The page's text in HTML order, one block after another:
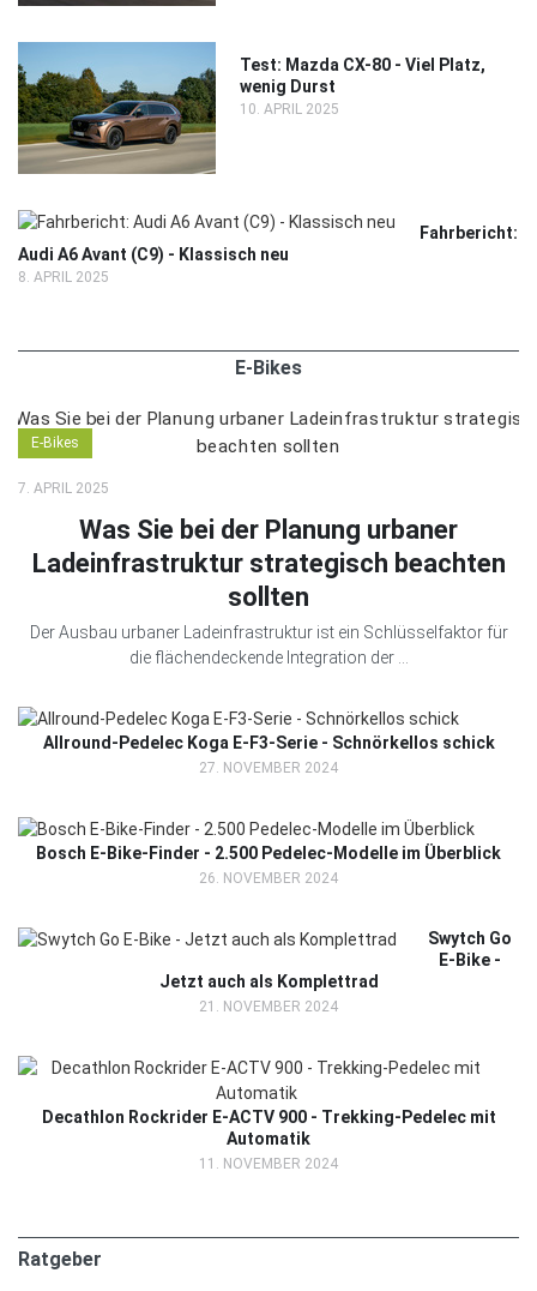
Test: Mazda CX-80 - Viel Platz,
wenig Durst
10. APRIL 2025
Fahrbericht:
Audi A6 Avant (C9) - Klassisch neu
8. APRIL 2025
E-Bikes
E-Bikes
7. APRIL 2025
Was Sie bei der Planung urbaner
Ladeinfrastruktur strategisch beachten
sollten
Der Ausbau urbaner Ladeinfrastruktur ist ein Schlüsselfaktor für
die flächendeckende Integration der ...
Allround-Pedelec Koga E-F3-Serie - Schnörkellos schick
27. NOVEMBER 2024
Bosch E-Bike-Finder - 2.500 Pedelec-Modelle im Überblick
26. NOVEMBER 2024
Swytch Go
E-Bike -
Jetzt auch als Komplettrad
21. NOVEMBER 2024
Decathlon Rockrider E-ACTV 900 - Trekking-Pedelec mit
Automatik
11. NOVEMBER 2024
Ratgeber
RATGEBER